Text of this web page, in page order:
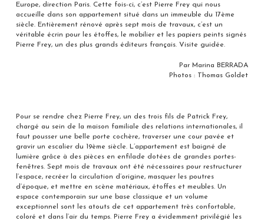
Europe, direction Paris. Cette fois-ci, c’est Pierre Frey qui nous
accueille dans son appartement situé dans un immeuble du 17ème
siècle. Entièrement rénové après sept mois de travaux, c’est un
véritable écrin pour les étoffes, le mobilier et les papiers peints signés
Pierre Frey, un des plus grands éditeurs français. Visite guidée.
Par Marina BERRADA
Photos : Thomas Goldet
Pour se rendre chez Pierre Frey, un des trois fils de Patrick Frey,
chargé au sein de la maison familiale des relations internationales, il
faut pousser une belle porte cochère, traverser une cour pavée et
gravir un escalier du 19ème siècle. L’appartement est baigné de
lumière grâce à des pièces en enfilade dotées de grandes portes-
fenêtres. Sept mois de travaux ont été nécessaires pour restructurer
l’espace, recréer la circulation d’origine, masquer les poutres
d’époque, et mettre en scène matériaux, étoffes et meubles. Un
espace contemporain sur une base classique et un volume
exceptionnel sont les atouts de cet appartement très confortable,
coloré et dans l’air du temps. Pierre Frey a évidemment privilégié les